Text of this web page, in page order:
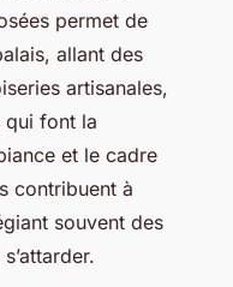
permet de
allant des
artisanales,
qui font la
et le cadre
contribuent à
souvent des